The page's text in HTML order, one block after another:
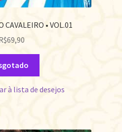
CAVALEIRO • VOL.01
69,90
à lista de desejos